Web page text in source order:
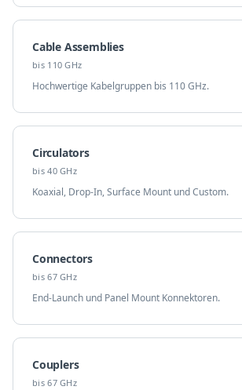
Cable Assemblies
bis 110 GHz
Hochwertige Kabelgruppen bis 110 GHz.
Circulators
bis 40 GHz
Koaxial, Drop-In, Surface Mount und Custom.
Connectors
bis 67 GHz
End-Launch und Panel Mount Konnektoren.
Couplers
bis 67 GHz